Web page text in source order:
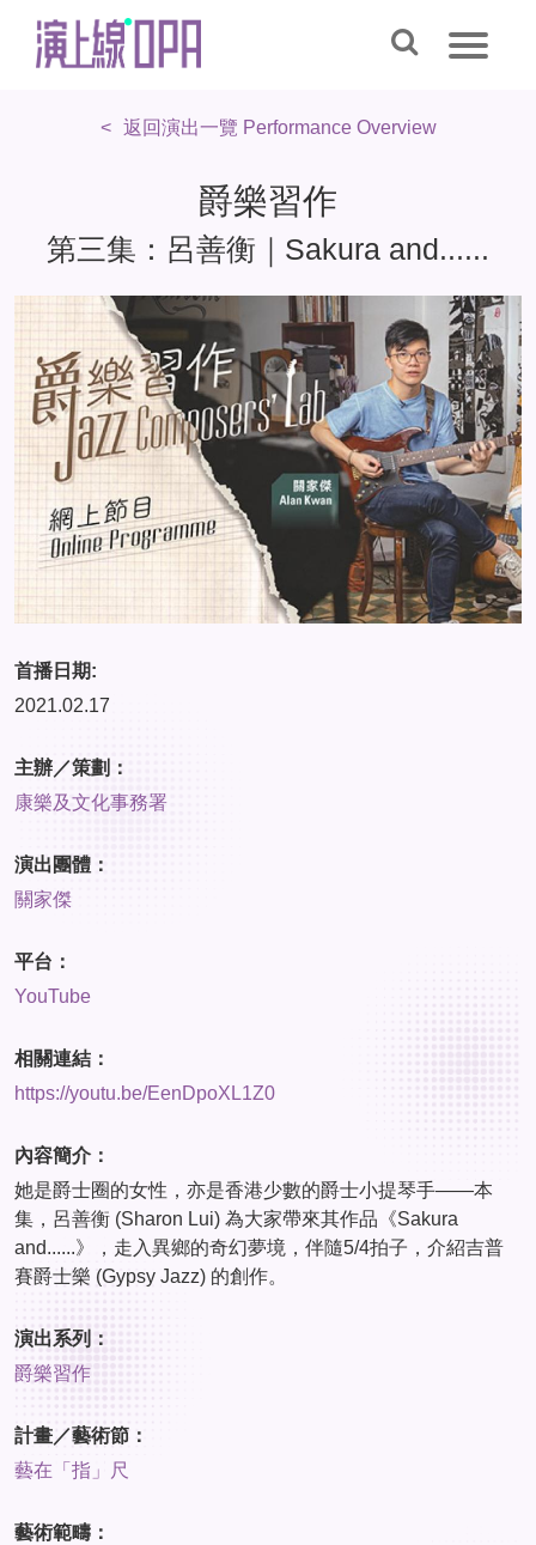
返回演出一覽 Performance Overview
爵樂習作
第三集：呂善衡｜Sakura and......
首播日期:
2021.02.17
主辦／策劃：
康樂及文化事務署
演出團體：
關家傑
平台：
YouTube
相關連結：
https://youtu.be/EenDpoXL1Z0
內容簡介：
她是爵士圈的女性，亦是香港少數的爵士小提琴手——本
集，呂善衡 (Sharon Lui) 為大家帶來其作品《Sakura
and......》，走入異鄉的奇幻夢境，伴隨5/4拍子，介紹吉普
賽爵士樂 (Gypsy Jazz) 的創作。
演出系列：
爵樂習作
計畫／藝術節：
藝在「指」尺
藝術範疇：